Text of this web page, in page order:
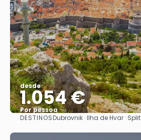
desde
1.054 €
Por pessoa
Vejo
DESTINOSDubrovnik · Ilha de Hvar · Split